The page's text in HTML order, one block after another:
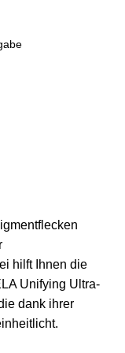
hilft Ihnen die
Unifying Ultra-
dank ihrer